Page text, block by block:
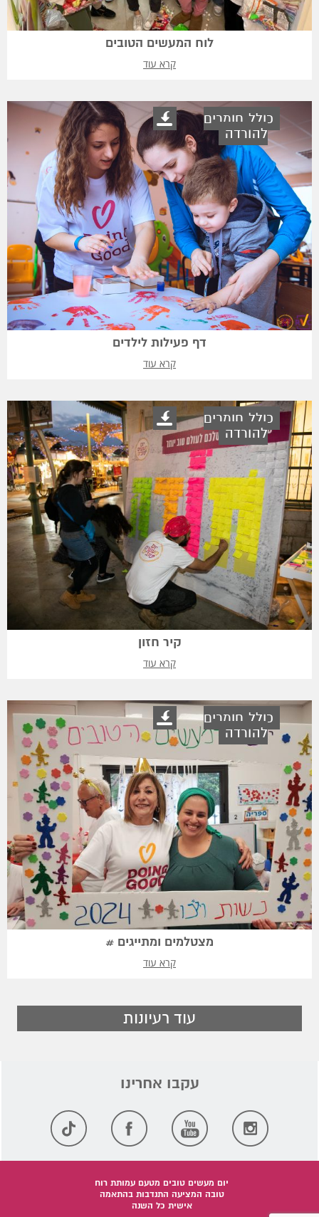
לוח המעשים הטובים
קרא עוד
כולל חומרים
להורדה
דף פעילות לילדים
קרא עוד
כולל חומרים
להורדה
קיר חזון
קרא עוד
כולל חומרים
להורדה
מצטלמים ומתייגים #
קרא עוד
עוד רעיונות
יום מעשים טובים מטעם עמותת רוח
טובה המציעה התנדבות בהתאמה
אישית כל השנה